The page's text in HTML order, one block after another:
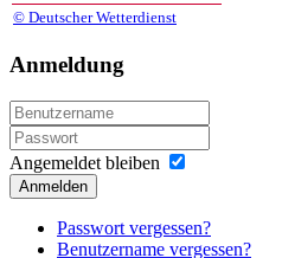
© Deutscher Wetterdienst
Anmeldung
Angemeldet bleiben
Anmelden
Passwort vergessen?
Benutzername vergessen?